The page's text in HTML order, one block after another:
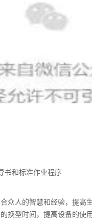
书和标准作业程序
众人的智慧和经验，提高
换型时间，提高设备的使